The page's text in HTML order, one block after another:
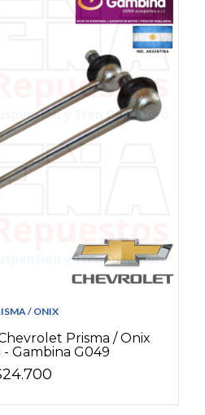
/ ONIX
Prisma / Onix
Gambina G049